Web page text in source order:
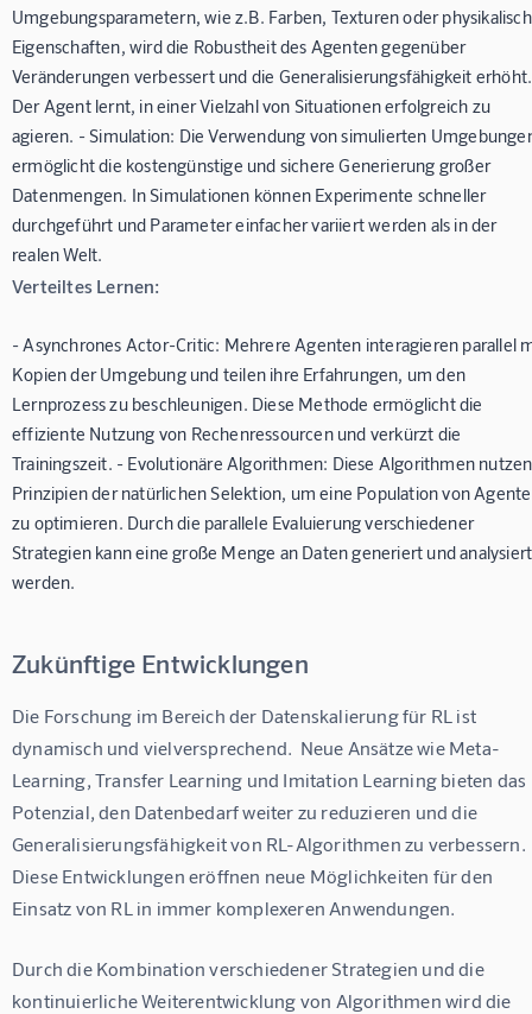
Umgebungsparametern, wie z.B. Farben, Texturen oder
Eigenschaften, wird die Robustheit des Agenten gegenüber
Veränderungen verbessert und die Generalisierungsfähigkeit erhöht.
Der Agent lernt, in einer Vielzahl von Situationen erfolgreich zu
agieren. - Simulation: Die Verwendung von simulierten
ermöglicht die kostengünstige und sichere Generierung großer
Datenmengen. In Simulationen können Experimente schneller
durchgeführt und Parameter einfacher variiert werden als in der
realen Welt.
Verteiltes Lernen:
- Asynchrones Actor-Critic: Mehrere Agenten interagieren parallel
Kopien der Umgebung und teilen ihre Erfahrungen, um den
Lernprozess zu beschleunigen. Diese Methode ermöglicht die
effiziente Nutzung von Rechenressourcen und verkürzt die
Trainingszeit. - Evolutionäre Algorithmen: Diese Algorithmen nutzen
Prinzipien der natürlichen Selektion, um eine Population von
zu optimieren. Durch die parallele Evaluierung verschiedener
Strategien kann eine große Menge an Daten generiert und analysiert
werden.
Zukünftige Entwicklungen
Die Forschung im Bereich der Datenskalierung für RL ist
dynamisch und vielversprechend.  Neue Ansätze wie Meta-
Learning, Transfer Learning und Imitation Learning bieten das
Potenzial, den Datenbedarf weiter zu reduzieren und die
Generalisierungsfähigkeit von RL-Algorithmen zu
Diese Entwicklungen eröffnen neue Möglichkeiten für den
Einsatz von RL in immer komplexeren Anwendungen.
Durch die Kombination verschiedener Strategien und die
kontinuierliche Weiterentwicklung von Algorithmen wird die